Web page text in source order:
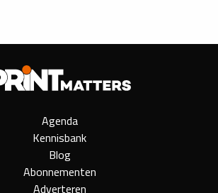
Agenda
Kennisbank
Blog
Abonnementen